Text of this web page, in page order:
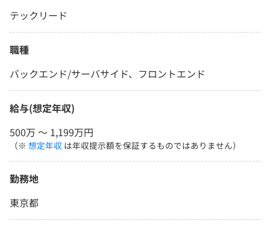
テックリード
職種
バックエンド/サーバサイド、フロントエンド
給与(想定年収)
500万 〜 1,199万円
（※ 想定年収 は年収提示額を保証するものではありません）
勤務地
東京都